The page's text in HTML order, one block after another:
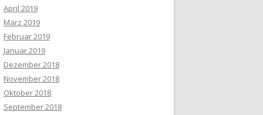
April 2019
März 2019
Februar 2019
Januar 2019
Dezember 2018
November 2018
Oktober 2018
September 2018